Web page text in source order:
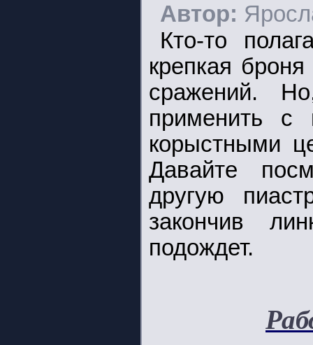
Автор:
Кто-то
крепкая
сражений.
применить с
корыстными
Давайте
другую
закончив
подождет.